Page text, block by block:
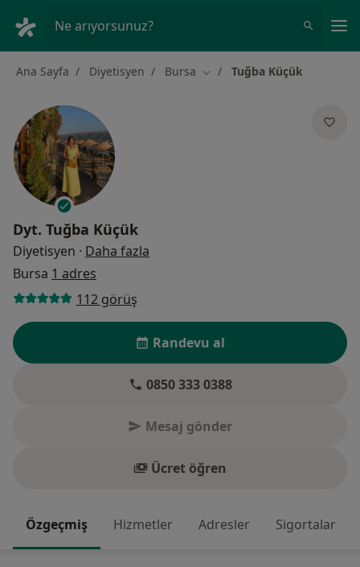
Ne arıyorsunuz?
Ana Sayfa Diyetisyen Bursa Şehir değiştir
Tuğba Küçük
Dyt. Tuğba Küçük
Diyetisyen · Daha fazla
Bursa 1 adres
112 görüş
Randevu al
0850 333 0388
Mesaj gönder
Ücret öğren
Özgeçmiş Hizmetler Adresler Sigortalar